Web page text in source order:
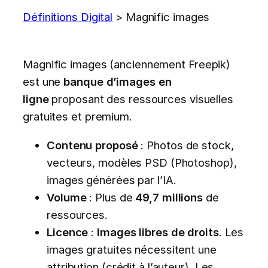
Définitions Digital > Magnific images
Magnific images (anciennement Freepik)
est une banque d’images en
ligneproposant des ressources visuelles
gratuites et premium.
Contenu proposé: Photos de stock,
vecteurs, modèles PSD (Photoshop),
images générées par l’IA.
Volume: Plus de 49,7 millions de
ressources.
Licence : Images libres de droits. Les
images gratuites nécessitent une